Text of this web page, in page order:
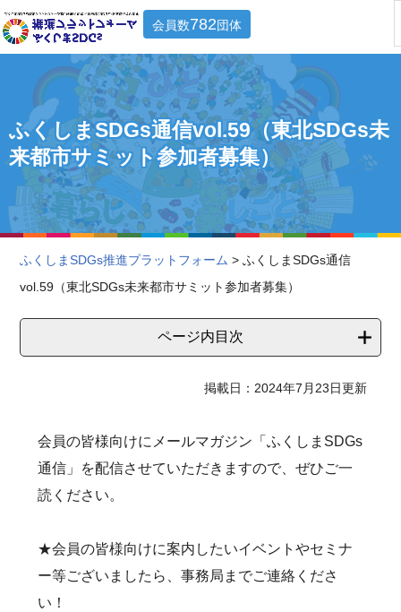
会員数782団体
ふくしまSDGs通信vol.59（東北SDGs未
来都市サミット参加者募集）
ふくしまSDGs推進プラットフォーム > ふくしまSDGs通信
vol.59（東北SDGs未来都市サミット参加者募集）
ページ内目次
掲載日：2024年7月23日更新
会員の皆様向けにメールマガジン「ふくしまSDGs
通信」を配信させていただきますので、ぜひご一
読ください。
★会員の皆様向けに案内したいイベントやセミナ
ー等ございましたら、事務局までご連絡くださ
い！